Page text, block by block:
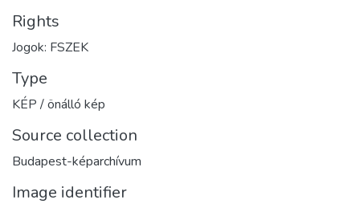
Rights
Jogok: FSZEK
Type
KÉP / önálló kép
Source collection
Budapest-képarchívum
Image identifier